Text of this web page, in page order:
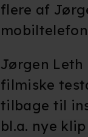
flere af
Jørgen Leth
filmiske
tilbage til
bl.a. nye